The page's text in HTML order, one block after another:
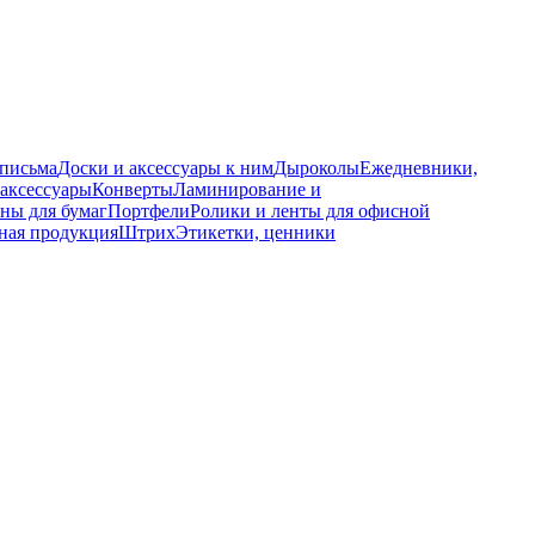
Доски и аксессуары к нимДыроколыЕжедневники,
КонвертыЛаминирование и
для бумагПортфелиРолики и ленты для офисной
продукцияШтрихЭтикетки, ценники